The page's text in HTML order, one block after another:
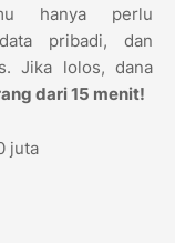
hanya perlu
pribadi, dan
Jika lolos, dana
dari 15 menit!
juta